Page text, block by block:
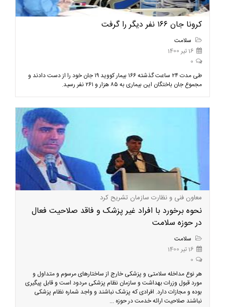
کرونا جان ۱۶۶ نفر دیگر را گرفت
سلامت
16 تیر 1400
0
طی مدت ۲۴ ساعت گذشته ۱۶۶ بیمار کووید ۱۹ جان خود را از دست دادند و
مجموع جان باختگان این بیماری به ۸۵ هزار و ۲۶۱ نفر رسید.
معاون فنی و نظارت سازمان تشریح کرد
نحوه برخورد با افراد غیر پزشک و فاقد صلاحیت فعال
در حوزه سلامت
سلامت
16 تیر 1400
0
هر نوع مداخله سلامتی و پزشکی خارج از ساختارهای مرسوم و متداول و
مورد قبول وزرات بهداشت و سازمان نظام پزشکی مردود است و قابل پیگیری
بوده و مجازات دارد. افرادی که پزشک نباشند و واجد شماره نظام پزشکی
نباشند صلاحیت ارائه خدمت در حوزه ...